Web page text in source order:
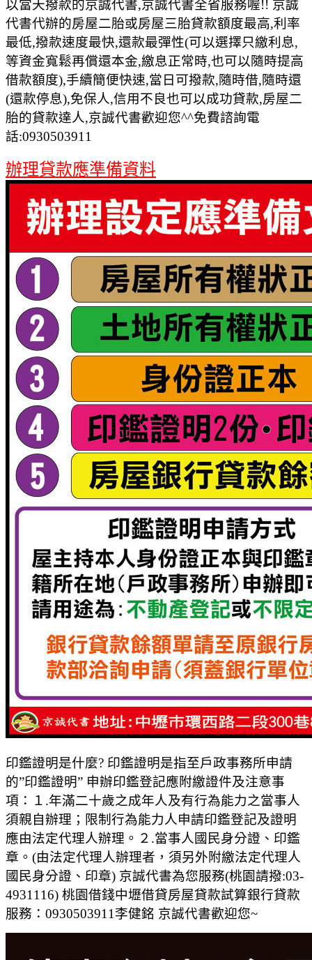
以當天撥款的京誠代書,京誠代書全省服務喔!! 京誠
代書代辦的房屋二胎或房屋三胎貸款額度最高,利率
最低,撥款速度最快,還款最彈性(可以選擇只繳利息,
等資金寬鬆再償還本金,繳息正常時,也可以隨時提高
借款額度),手續簡便快速,當日可撥款,隨時借,隨時還
(還款停息),免保人,信用不良也可以成功貸款,房屋二
胎的貸款達人,京誠代書歡迎您^^免費諮詢電
話:0930503911
辦理貸款應準備資料
印鑑證明是什麼? 印鑑證明是指至戶政事務所申請
的”印鑑證明” 申辦印鑑登記應附繳證件及注意事
項：１.年滿二十歲之成年人及有行為能力之當事人
須親自辦理；限制行為能力人申請印鑑登記及證明
應由法定代理人辦理。２.當事人國民身分證、印鑑
章。(由法定代理人辦理者，須另外附繳法定代理人
國民身分證、印章) 京誠代書為您服務(桃園請撥:03-
4931116) 桃園借錢中壢借貸房屋貸款試算銀行貸款
服務：0930503911李健銘 京誠代書歡迎您~